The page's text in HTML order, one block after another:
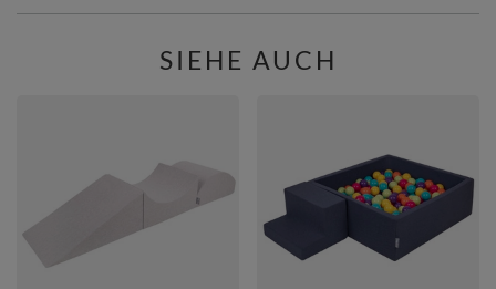
SIEHE AUCH